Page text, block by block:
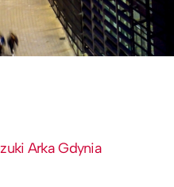
Arka Gdynia